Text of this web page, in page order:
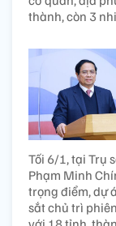
thành, còn 3
Tối 6/1, tại Trụ
Phạm Minh
trọng điểm, dự
sắt chủ trì